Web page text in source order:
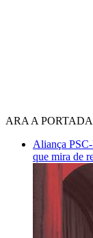
ARA A PORTADA
Aliança
que mira de